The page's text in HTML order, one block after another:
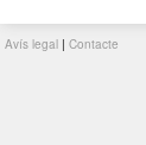
Avís legal | Contacte